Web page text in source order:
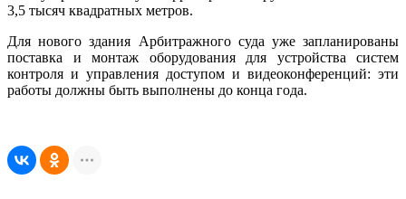
3,5 тысяч квадратных метров.
Для нового здания Арбитражного суда уже запланированы
поставка и монтаж оборудования для устройства систем
контроля и управления доступом и видеоконференций: эти
работы должны быть выполнены до конца года.